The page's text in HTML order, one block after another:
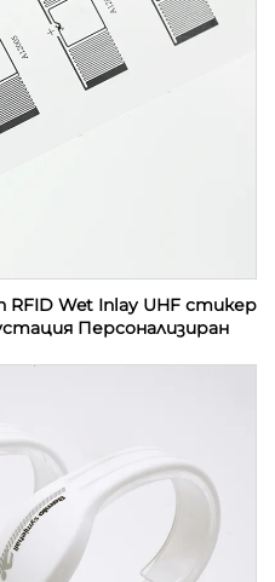
RFID Wet Inlay UHF стикер
Персонализиран